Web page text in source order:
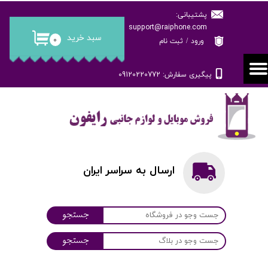
پشتیبانی:
support@raiphone.com
پیگیری سفارش: 09120220772
۰ سبد خرید ورود / ثبت نام
حساب کاربری من
تغییر گذر واژه
سفارشات
خروج از حساب کاربری
جستجو
جستجو
ارسال به سراسر ایران